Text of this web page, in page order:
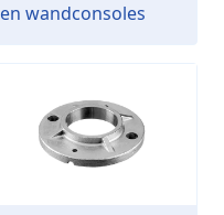
en wandconsoles